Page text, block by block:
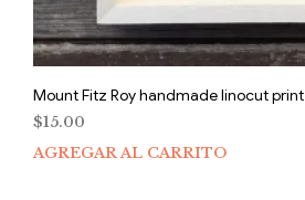
Mount Fitz Roy handmade linocut print
$15.00
AGREGAR AL CARRITO